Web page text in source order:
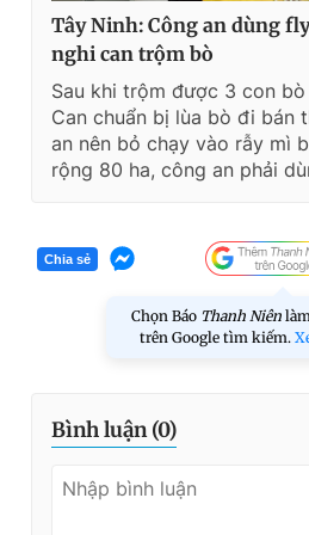
Tây Ninh: Công an dùng
nghi can trộm bò
Sau khi trộm được 3 con
Can chuẩn bị lùa bò đi bán
an nên bỏ chạy vào rẫy mì
rộng 80 ha, công an phải
Chia sẻ
Chọn Báo Thanh Niên
trên Google tìm kiếm.
Bình luận (0)